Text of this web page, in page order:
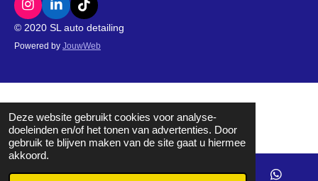
Deze website gebruikt cookies voor analyse-
doeleinden en/of het tonen van advertenties. Door
gebruik te blijven maken van de site gaat u hiermee
akkoord.
I
n
t
r
L
i
k
I
T
i
T
© 2020 SL auto detailing
Powered by JouwWeb